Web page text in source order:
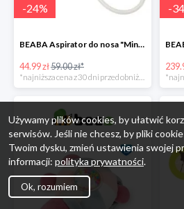
-24%
BEABA Aspirator do nosa "Minidoo" -24%
44.99 zł59.00 zł*
*najniższa cena z 30 dni przed obniżką
-34
Używamy plików cookies, by ułatwić
serwisów. Jeśli nie chcesz, by pliki
Twoim dysku, zmień ustawienia swojej
informacji: polityka prywatności.
Ok, rozumiem